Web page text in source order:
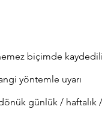
biçimde
yöntemle uyarı
günlük / haftalık /